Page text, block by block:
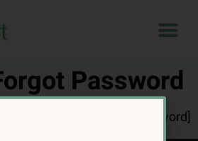
Password
[wp_event_forgot_password]